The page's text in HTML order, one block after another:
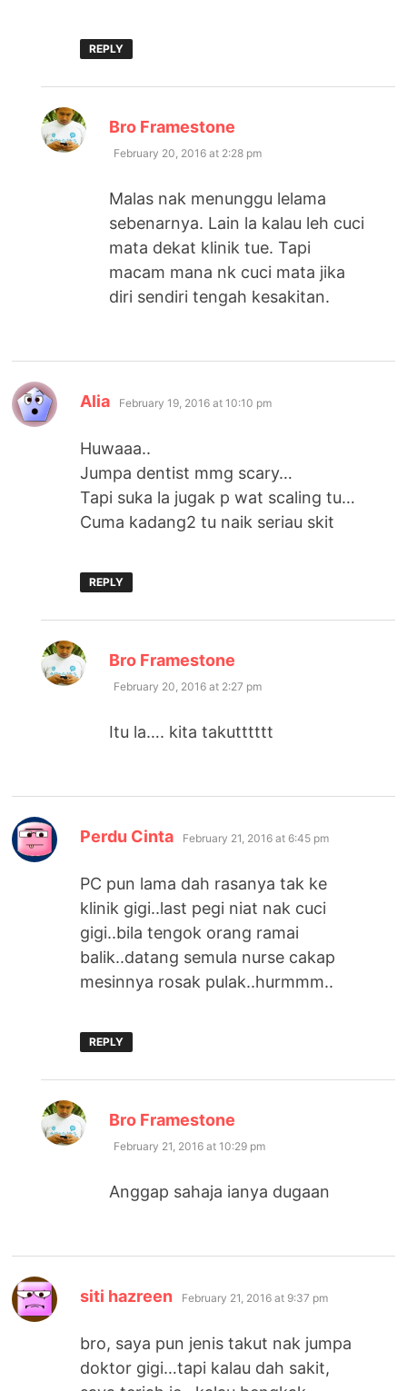
REPLY
Bro Framestone
February 20, 2016 at 2:28 pm
Malas nak menunggu lelama
sebenarnya. Lain la kalau leh cuci
mata dekat klinik tue. Tapi
macam mana nk cuci mata jika
diri sendiri tengah kesakitan.
Alia says:
February 19, 2016 at 10:10 pm
Huwaaa..
Jumpa dentist mmg scary…
Tapi suka la jugak p wat scaling tu…
Cuma kadang2 tu naik seriau skit
REPLY
Bro Framestone
February 20, 2016 at 2:27 pm
Itu la…. kita takutttttt
Perdu Cinta says:
February 21, 2016 at 6:45 pm
PC pun lama dah rasanya tak ke
klinik gigi..last pegi niat nak cuci
gigi..bila tengok orang ramai
balik..datang semula nurse cakap
mesinnya rosak pulak..hurmmm..
REPLY
Bro Framestone
February 21, 2016 at 10:29 pm
Anggap sahaja ianya dugaan
siti hazreen says:
February 21, 2016 at 9:37 pm
bro, saya pun jenis takut nak jumpa
doktor gigi…tapi kalau dah sakit,